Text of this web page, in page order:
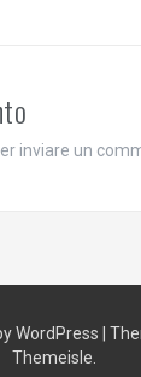
inviare un
WordPress
Themeisle.